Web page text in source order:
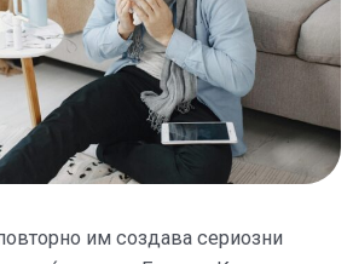
им создава сериозни